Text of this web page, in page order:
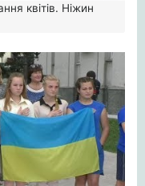
квітів. Ніжин